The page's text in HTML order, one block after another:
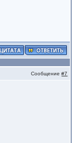
Сообщение#7